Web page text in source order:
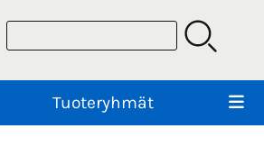
Tuoteryhmät